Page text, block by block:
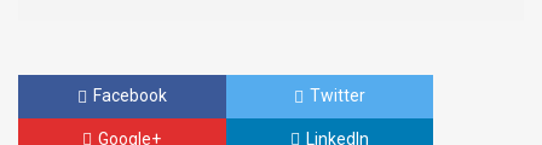
Facebook Twitter
Google+ LinkedIn